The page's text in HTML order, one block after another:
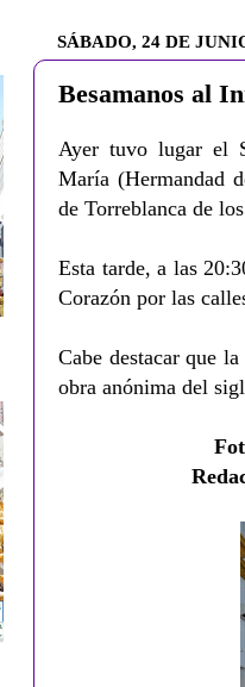
SÁBADO, 24 DE
Besamanos al
Ayer tuvo lugar el
María (Hermandad
de Torreblanca de
Esta tarde, a las
Corazón por las
Cabe destacar que
obra anónima del